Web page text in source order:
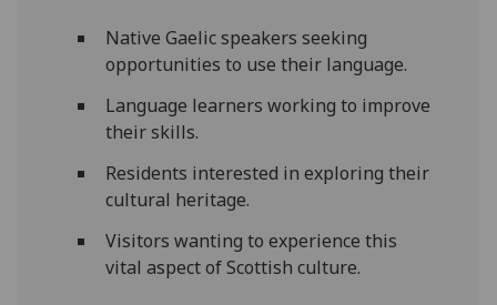
Native Gaelic speakers seeking
opportunities to use their language.
Language learners working to improve
their skills.
Residents interested in exploring their
cultural heritage.
Visitors wanting to experience this
vital aspect of Scottish culture.